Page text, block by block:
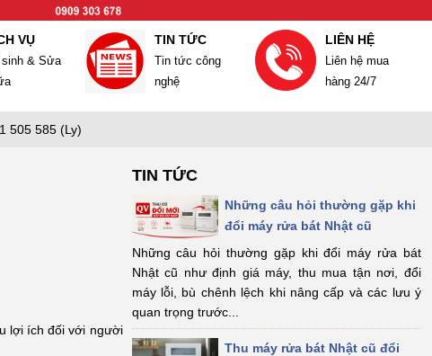
VỤ
& Sửa
TIN TỨC
Tin tức công
nghệ
LIÊN HỆ
Liên hệ mua
hàng 24/7
505 585 (Ly)
lợi ích đối với người
TIN TỨC
Những câu hỏi thường gặp khi
đổi máy rửa bát Nhật cũ
Những câu hỏi thường gặp khi đổi máy rửa bát
Nhật cũ như định giá máy, thu mua tận nơi, đổi
máy lỗi, bù chênh lệch khi nâng cấp và các lưu ý
quan trọng trước...
Thu máy rửa bát Nhật cũ đổi